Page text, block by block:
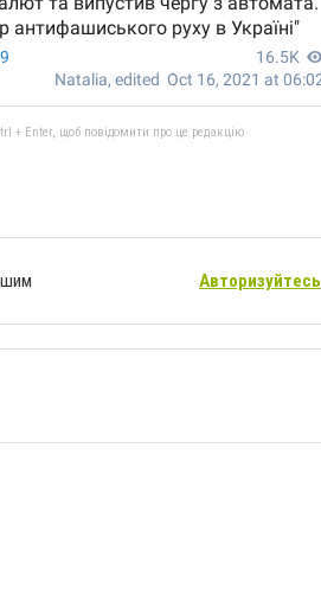
+ Enter, щоб повідомити про це редакцію
Авторизуйтесь